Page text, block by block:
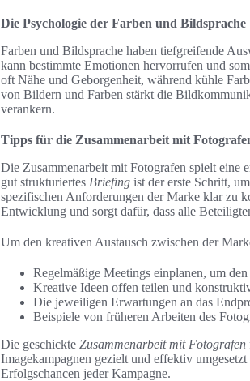
Die Psychologie der Farben und Bildsprache
Farben und Bildsprache haben tiefgreifende
kann bestimmte Emotionen hervorrufen und
oft Nähe und Geborgenheit, während kühle
von Bildern und Farben stärkt die
verankern.
Tipps für die Zusammenarbeit mit
Die Zusammenarbeit mit Fotografen spielt eine
gut strukturiertes Briefing ist der erste Schritt,
spezifischen Anforderungen der Marke klar zu
Entwicklung und sorgt dafür, dass alle
Um den kreativen Austausch zwischen der
Regelmäßige Meetings einplanen, um
Kreative Ideen offen teilen und
Die jeweiligen Erwartungen an das
Beispiele von früheren Arbeiten des
Die geschickte Zusammenarbeit mit Fotografen
Imagekampagnen gezielt und effektiv
Erfolgschancen jeder Kampagne.